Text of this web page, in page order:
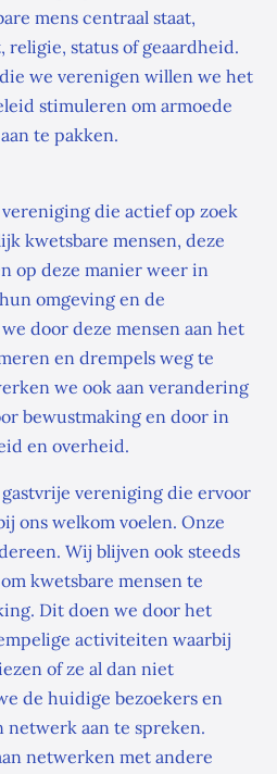
mens centraal staat,
status of geaardheid.
we verenigen willen we het
stimuleren om armoede
te pakken.
die actief op zoek
kwetsbare mensen, deze
op deze manier weer in
omgeving en de
door deze mensen aan het
en drempels weg te
we ook aan verandering
bewustmaking en door in
en overheid.
vereniging die ervoor
ons welkom voelen. Onze
Wij blijven ook steeds
kwetsbare mensen te
Dit doen we door het
activiteiten waarbij
of ze al dan niet
de huidige bezoekers en
aan te spreken.
netwerken met andere